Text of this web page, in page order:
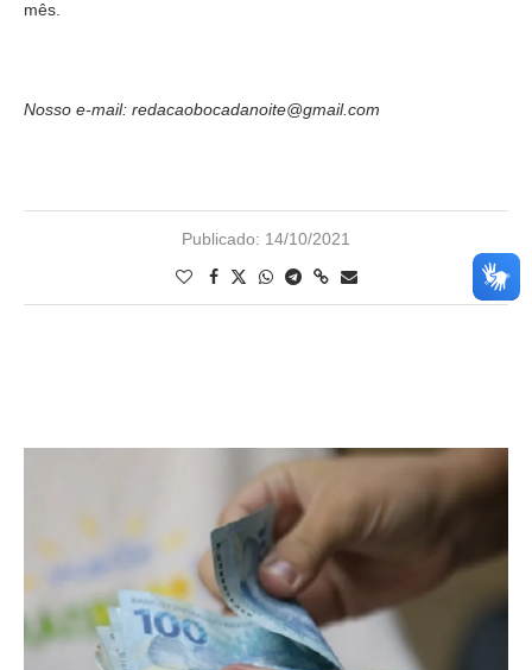
mês.
Nosso e-mail: redacaobocadanoite@gmail.com
Publicado: 14/10/2021